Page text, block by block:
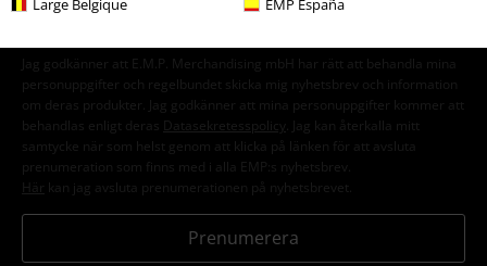
Jag godkänner att E.M.P. Merchandising mbH har rätt att behandla mina
personuppgifter och regelbundet skicka mig nyhetsbrev och information
om deras produkter. Jag godkänner att mina personuppgifter kommer att
behandlas enligt deras
Datasekretesspolicy
. Jag kan återkalla mitt
samtycke när som helst genom att klicka på länken för att avsluta
prenumeration som finns med i alla EMP:s nyhetsbrev.
Här kan jag avsluta prenumerationen på nyhetsbrevet.
Prenumerera